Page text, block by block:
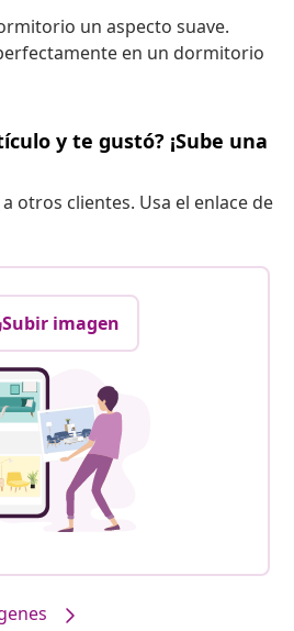
un aspecto suave.
en un dormitorio
y te gustó? ¡Sube una
otros clientes. Usa el enlace de
Subir imagen